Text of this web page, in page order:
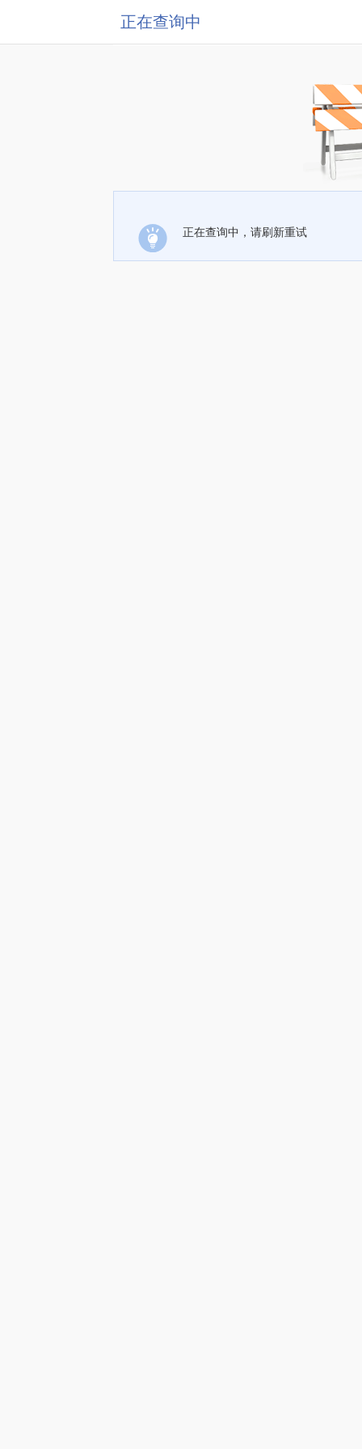
正在查询中
正在查询中，请刷新重试